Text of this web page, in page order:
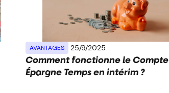
AVANTAGES 25/9/2025
Comment fonctionne le Compte
Épargne Temps en intérim ?